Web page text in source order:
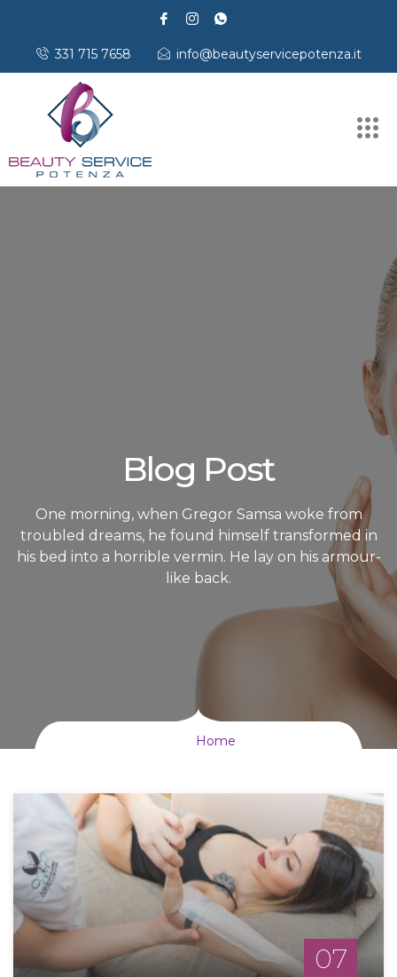
331 715 7658 info@beautyservicepotenza.it
Blog Post
One morning, when Gregor Samsa woke from
troubled dreams, he found himself transformed in
his bed into a horrible vermin. He lay on his armour-
like back.
Home
07